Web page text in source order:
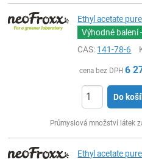
Ethyl acetate
Výhodné balení
CAS: 141-78-6
cena bez DPH 6
Do
Průmyslová množství látek
Ethyl acetate